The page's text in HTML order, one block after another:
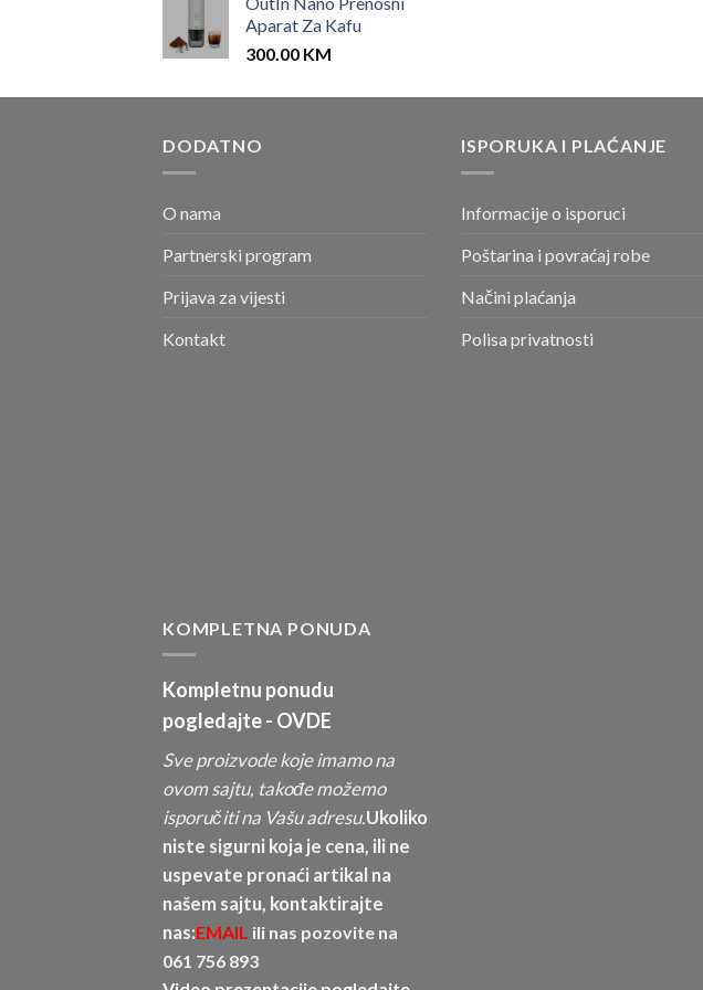
Aparat Za Kafu
300.00 KM
DODATNO
O nama
Partnerski program
Prijava za vijesti
Kontakt
ISPORUKA I PLAĆANJE
Informacije o isporuci
Poštarina i povraćaj robe
Načini plaćanja
Polisa privatnosti
KOMPLETNA PONUDA
Kompletnu ponudu
pogledajte - OVDE
Sve proizvode koje imamo na
ovom sajtu, takođe možemo
isporučiti na Vašu adresu.Ukoliko
niste sigurni koja je cena, ili ne
uspevate pronaći artikal na
našem sajtu, kontaktirajte
nas:EMAIL ili nas pozovite na
061 756 893